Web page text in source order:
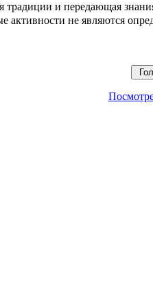
традиции и передающая
активности не являются